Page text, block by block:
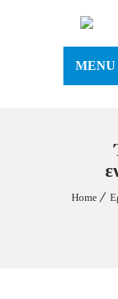
MENU
Home